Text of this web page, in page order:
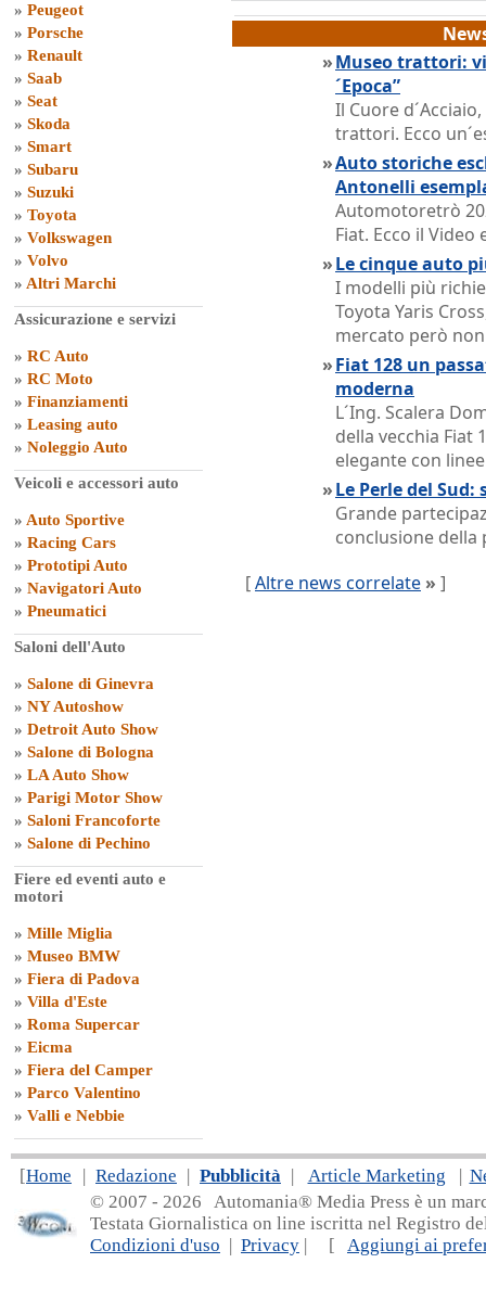
» Peugeot
» Porsche
» Renault
» Saab
» Seat
» Skoda
» Smart
» Subaru
» Suzuki
» Toyota
» Volkswagen
» Volvo
» Altri Marchi
Assicurazione e servizi
» RC Auto
» RC Moto
» Finanziamenti
» Leasing auto
» Noleggio Auto
Veicoli e accessori auto
» Auto Sportive
» Racing Cars
» Prototipi Auto
» Navigatori Auto
» Pneumatici
Saloni dell'Auto
» Salone di Ginevra
» NY Autoshow
» Detroit Auto Show
» Salone di Bologna
» LA Auto Show
» Parigi Motor Show
» Saloni Francoforte
» Salone di Pechino
Fiere ed eventi auto e
motori
» Mille Miglia
» Museo BMW
» Fiera di Padova
» Villa d'Este
» Roma Supercar
» Eicma
» Fiera del Camper
» Parco Valentino
» Valli e Nebbie
»Museo trattori:
´Epoca”
Il Cuore
trattori. Ecco
»Auto storiche
Antonelli
Automotoretrò
Fiat. Ecco il
»Le cinque auto
I modelli più
Toyota Yaris
mercato però
»Fiat 128 un
moderna
L´Ing. Scalera
della vecchia Fiat
elegante con
»Le Perle del
Grande
conclusione della
[Altre news correlate » ]
[Home | Redazione | Pubblicità | Article Marketing |
© 2007 - 2026 Automania® Media Press è un
Testata Giornalistica on line iscritta nel Registro
Condizioni d'uso | Privacy | [ Aggiungi ai